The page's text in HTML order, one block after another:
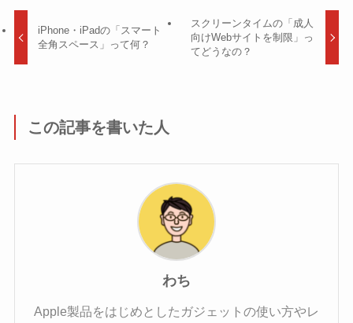
iPhone・iPadの「スマート
全角スペース」って何？
スクリーンタイムの「成人
向けWebサイトを制限」っ
てどうなの？
この記事を書いた人
わち
Apple製品をはじめとしたガジェットの使い方やレ